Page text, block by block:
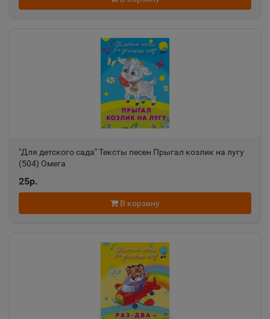
"Для детского сада" Тексты песен Прыгал козлик на лугу
(504) Омега
25р.
В корзину